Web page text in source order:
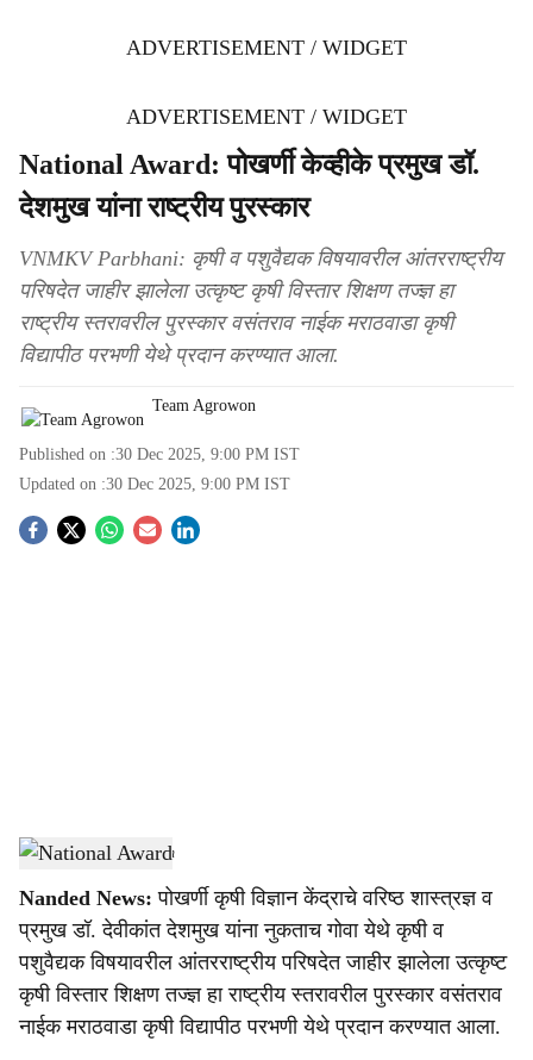
ADVERTISEMENT / WIDGET
ADVERTISEMENT / WIDGET
National Award: पोखर्णी केव्हीके प्रमुख डॉ.
देशमुख यांना राष्ट्रीय पुरस्कार
VNMKV Parbhani: कृषी व पशुवैद्यक विषयावरील आंतरराष्ट्रीय
परिषदेत जाहीर झालेला उत्कृष्ट कृषी विस्तार शिक्षण तज्ज्ञ हा
राष्ट्रीय स्तरावरील पुरस्कार वसंतराव नाईक मराठवाडा कृषी
विद्यापीठ परभणी येथे प्रदान करण्यात आला.
Team Agrowon
Published on :30 Dec 2025, 9:00 PM IST
Updated on :30 Dec 2025, 9:00 PM IST
S
a
r
e
National Award -Agrowon
Nanded News: पोखर्णी कृषी विज्ञान केंद्राचे वरिष्ठ शास्त्रज्ञ व
प्रमुख डॉ. देवीकांत देशमुख यांना नुकताच गोवा येथे कृषी व
पशुवैद्यक विषयावरील आंतरराष्ट्रीय परिषदेत जाहीर झालेला उत्कृष्ट
कृषी विस्तार शिक्षण तज्ज्ञ हा राष्ट्रीय स्तरावरील पुरस्कार वसंतराव
नाईक मराठवाडा कृषी विद्यापीठ परभणी येथे प्रदान करण्यात आला.